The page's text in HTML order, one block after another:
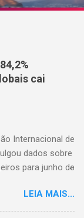
cai
Internacional de
dados sobre
para junho de
(RPK), caiu 1,7%
2025. Excluindo
LEIA MAIS...